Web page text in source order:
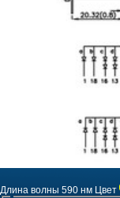
Длина волны 590 нм Цвет